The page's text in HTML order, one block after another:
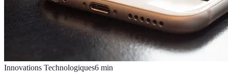
Innovations Technologiques6 min